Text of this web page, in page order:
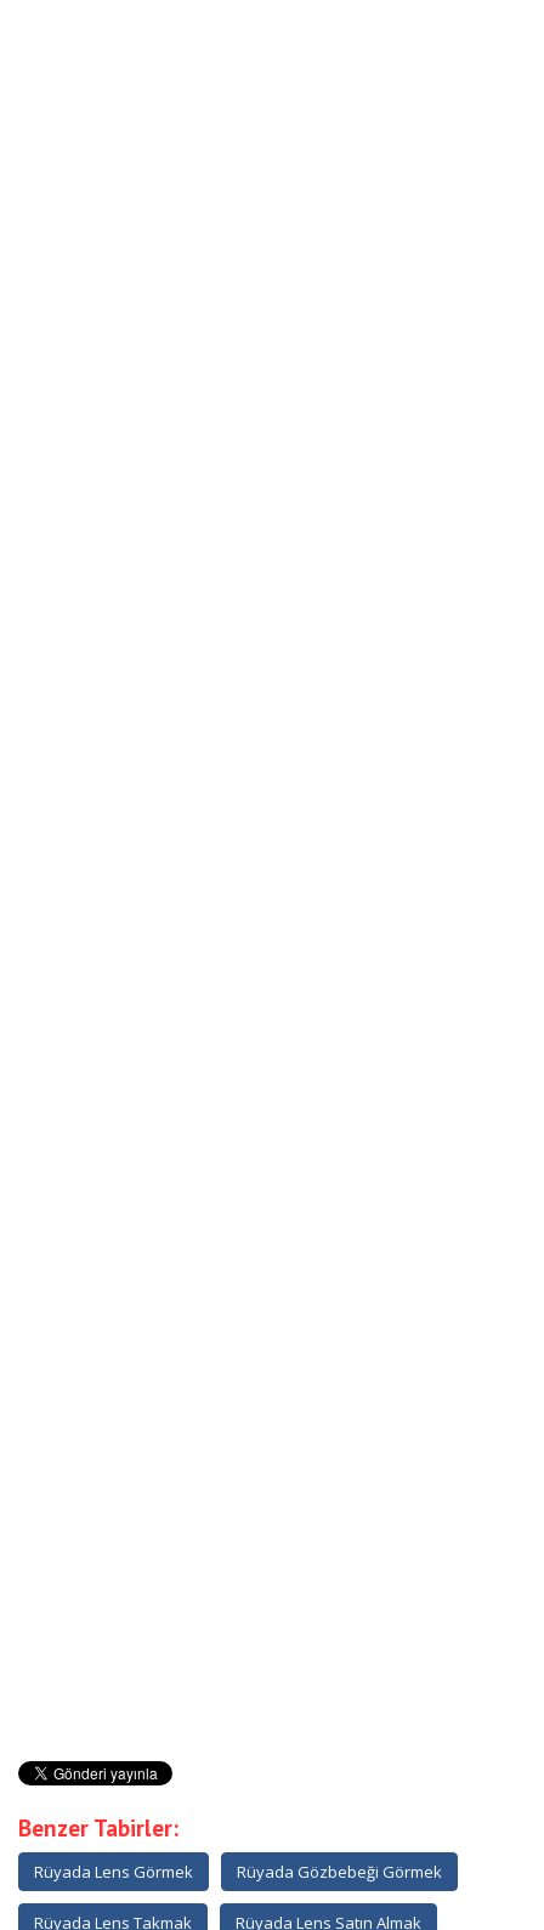
Benzer Tabirler:
Rüyada Lens Görmek Rüyada Gözbebeği Görmek
Rüyada Lens Takmak Rüyada Lens Satın Almak